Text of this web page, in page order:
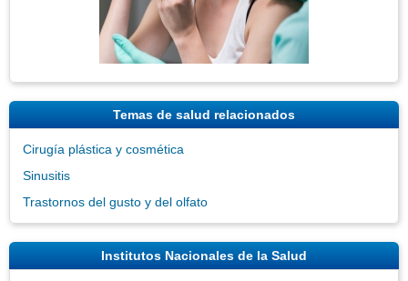
Temas de salud relacionados
Cirugía plástica y cosmética
Sinusitis
Trastornos del gusto y del olfato
Institutos Nacionales de la Salud